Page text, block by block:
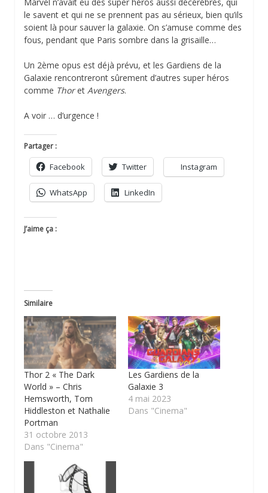
le savent et qui ne se prennent pas au sérieux, bien qu’ils
soient là pour sauver la galaxie. On s’amuse comme des
fous, pendant que Paris sombre dans la grisaille…
Un 2ème opus est déjà prévu, et les Gardiens de la
Galaxie rencontreront sûrement d’autres super héros
comme Thoret Avengers.
A voir … d’urgence !
Partager :
Facebook Twitter Instagram
WhatsApp LinkedIn
J’aime ça :
Similaire
Thor 2 « The Dark
World » – Chris
Hemsworth, Tom
Hiddleston et Nathalie
Portman
31 octobre 2013
Dans "Cinema"
Les Gardiens de la
Galaxie 3
4 mai 2023
Dans "Cinema"